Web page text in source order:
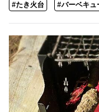
#たき火台 #バーベキュ